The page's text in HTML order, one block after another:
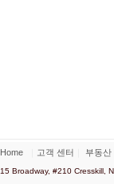
Home 고객 센터 부동산
15 Broadway, #210 Cresskill,